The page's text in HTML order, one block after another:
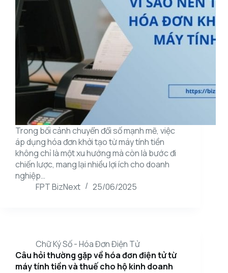
Trong bối cảnh chuyển đổi số mạnh mẽ, việc
áp dụng hóa đơn khởi tạo từ máy tính tiền
không chỉ là một xu hướng mà còn là bước đi
chiến lược, mang lại nhiều lợi ích cho doanh
nghiệp…
FPT BizNext
25/06/2025
Chữ Ký Số - Hóa Đơn Điện Tử
Câu hỏi thường gặp về hóa đơn điện tử từ
máy tính tiền và thuế cho hộ kinh doanh